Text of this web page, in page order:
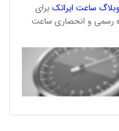
وبلاگ ساعت ایراتک برای
رسمی و انحصاری ساعت